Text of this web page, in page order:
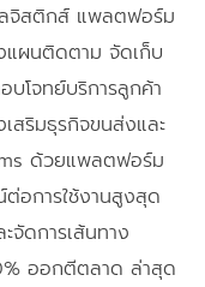
จิสติกส์ แพลตฟอร์ม
แผนติดตาม จัดเก็บ
บโจทย์บริการลูกค้า
ริมธุรกิจขนส่งและ
ด้วยแพลตฟอร์ม
ต่อการใช้งานสูงสุด
จัดการเส้นทาง
ออกตีตลาด ล่าสุด